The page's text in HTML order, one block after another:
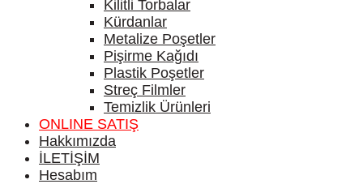
Kilitli Torbalar
Kürdanlar
Metalize Poşetler
Pişirme Kağıdı
Plastik Poşetler
Streç Filmler
Temizlik Ürünleri
ONLINE SATIŞ
Hakkımızda
İLETİŞİM
Hesabım